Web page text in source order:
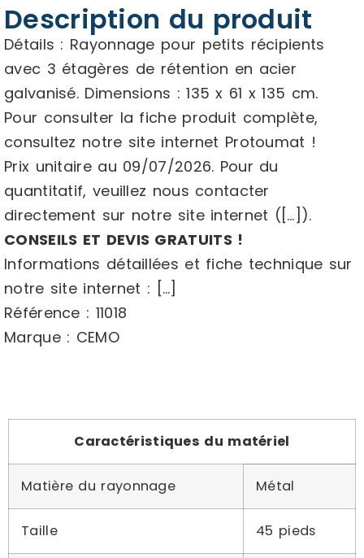
Description du produit
Détails : Rayonnage pour petits récipients
avec 3 étagères de rétention en acier
galvanisé. Dimensions : 135 x 61 x 135 cm.
Pour consulter la fiche produit complète,
consultez notre site internet Protoumat !
Prix unitaire au 09/07/2026. Pour du
quantitatif, veuillez nous contacter
directement sur notre site internet ([…]).
CONSEILS ET DEVIS GRATUITS !
Informations détaillées et fiche technique sur
notre site internet : […]
Référence : 11018
Marque : CEMO
Caractéristiques du matériel
Matière du rayonnage Métal
Taille 45 pieds